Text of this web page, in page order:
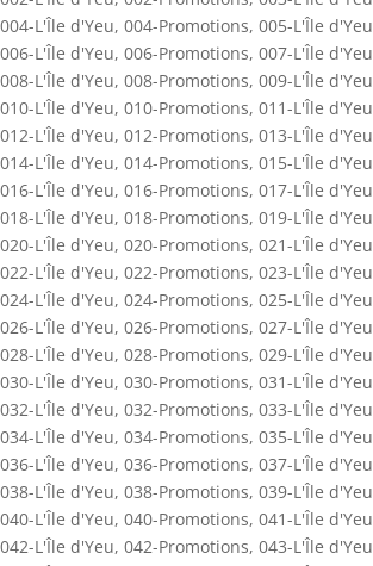
004-L'Île d'Yeu, 004-Promotions, 005-L'Île d'Yeu
006-L'Île d'Yeu, 006-Promotions, 007-L'Île d'Yeu
008-L'Île d'Yeu, 008-Promotions, 009-L'Île d'Yeu
010-L'Île d'Yeu, 010-Promotions, 011-L'Île d'Yeu
012-L'Île d'Yeu, 012-Promotions, 013-L'Île d'Yeu
014-L'Île d'Yeu, 014-Promotions, 015-L'Île d'Yeu
016-L'Île d'Yeu, 016-Promotions, 017-L'Île d'Yeu
018-L'Île d'Yeu, 018-Promotions, 019-L'Île d'Yeu
020-L'Île d'Yeu, 020-Promotions, 021-L'Île d'Yeu
022-L'Île d'Yeu, 022-Promotions, 023-L'Île d'Yeu
024-L'Île d'Yeu, 024-Promotions, 025-L'Île d'Yeu
026-L'Île d'Yeu, 026-Promotions, 027-L'Île d'Yeu
028-L'Île d'Yeu, 028-Promotions, 029-L'Île d'Yeu
030-L'Île d'Yeu, 030-Promotions, 031-L'Île d'Yeu
032-L'Île d'Yeu, 032-Promotions, 033-L'Île d'Yeu
034-L'Île d'Yeu, 034-Promotions, 035-L'Île d'Yeu
036-L'Île d'Yeu, 036-Promotions, 037-L'Île d'Yeu
038-L'Île d'Yeu, 038-Promotions, 039-L'Île d'Yeu
040-L'Île d'Yeu, 040-Promotions, 041-L'Île d'Yeu
042-L'Île d'Yeu, 042-Promotions, 043-L'Île d'Yeu